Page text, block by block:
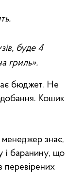
буде 4
гриль».
бюджет. Не
Кошик
менеджер знає,
і баранину, що